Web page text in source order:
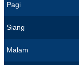
Pagi
Siang
Malam